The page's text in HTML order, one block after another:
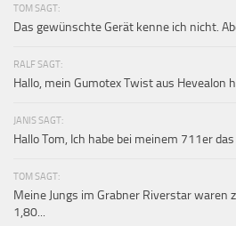
TOM SAGT:
Das gewünschte Gerät kenne ich nicht.
RALF SAGT:
Hallo, mein Gumotex Twist aus Hevealon
JANIS SAGT:
Hallo Tom, Ich habe bei meinem 711er
TOM SAGT:
Meine Jungs im Grabner Riverstar waren
1,80...